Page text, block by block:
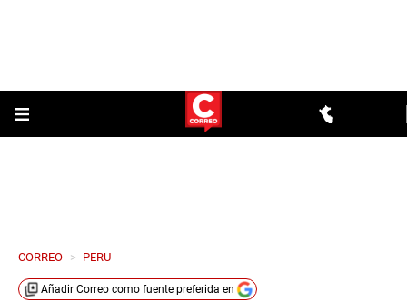
CORREO > PERU
Añadir Correo como fuente preferida en